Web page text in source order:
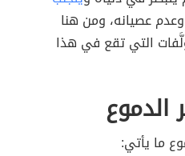
عصيانه، ومن هنا
التي تقع في هذا
الدموع
ما يأتي: